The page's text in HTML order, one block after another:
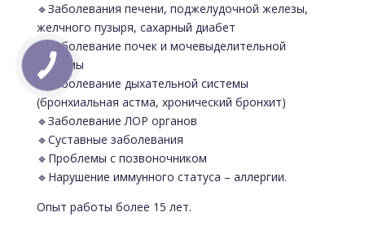
🔹Заболевания печени, поджелудочной железы,
желчного пузыря, сахарный диабет
🔹Заболевание почек и мочевыделительной
системы
🔹Заболевание дыхательной системы
(бронхиальная астма, хронический бронхит)
🔹Заболевание ЛОР органов
🔹Суставные заболевания
🔹Проблемы с позвоночником
🔹Нарушение иммунного статуса – аллергии.
Опыт работы более 15 лет.